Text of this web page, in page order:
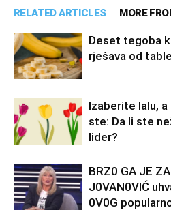
RELATED ARTICLES MORE
Deset tegoba
rješava od
Izaberite lalu,
ste: Da li ste
lider?
BRZ0 GA JE
J0VAN0VIĆ
0V0G